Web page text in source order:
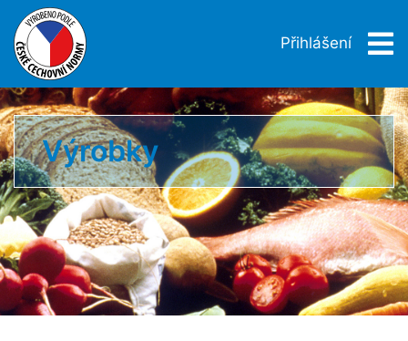
Přihlášení
Výrobky